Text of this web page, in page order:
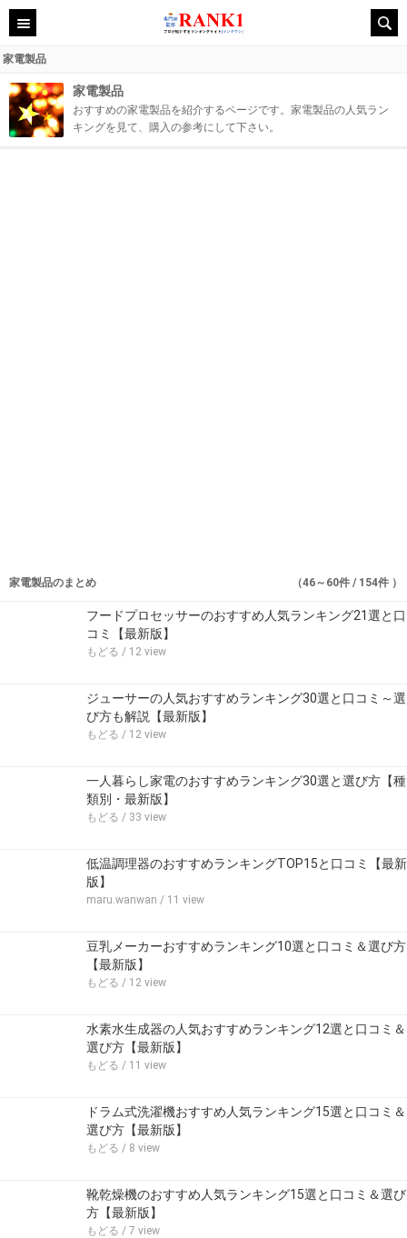
家電製品
家電製品
おすすめの家電製品を紹介するページです。家電製品の人気ラン
キングを見て、購入の参考にして下さい。
家電製品のまとめ （46～60件 / 154件 ）
フードプロセッサーのおすすめ人気ランキング21選と口
コミ【最新版】
もどる / 12 view
ジューサーの人気おすすめランキング30選と口コミ～選
び方も解説【最新版】
もどる / 12 view
一人暮らし家電のおすすめランキング30選と選び方【種
類別・最新版】
もどる / 33 view
低温調理器のおすすめランキングTOP15と口コミ【最新
版】
maru.wanwan / 11 view
豆乳メーカーおすすめランキング10選と口コミ＆選び方
【最新版】
もどる / 12 view
水素水生成器の人気おすすめランキング12選と口コミ＆
選び方【最新版】
もどる / 11 view
ドラム式洗濯機おすすめ人気ランキング15選と口コミ＆
選び方【最新版】
もどる / 8 view
靴乾燥機のおすすめ人気ランキング15選と口コミ＆選び
方【最新版】
もどる / 7 view